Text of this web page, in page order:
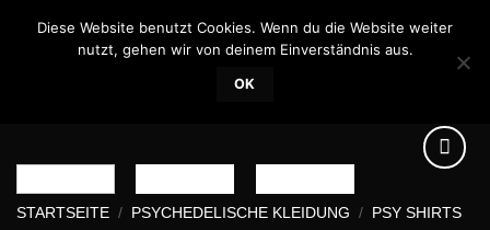
STARTSEITE / PSYCHEDELISCHE KLEIDUNG / PSY SHIRTS
Diese Website benutzt Cookies. Wenn du die Website weiter
nutzt, gehen wir von deinem Einverständnis aus.
OK